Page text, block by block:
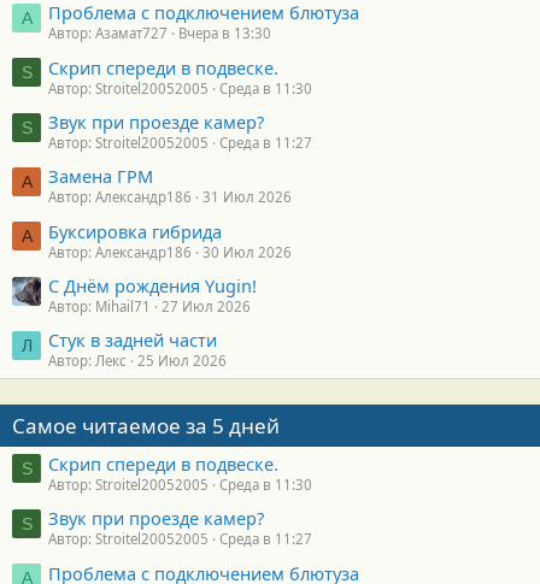
А Проблема с подключением блютуза
Автор: Азамат727 Вчера в 13:30
S Скрип спереди в подвеске.
Автор: Stroitel20052005 Среда в 11:30
S Звук при проезде камер?
Автор: Stroitel20052005 Среда в 11:27
А Замена ГРМ
Автор: Александр186 31 Июл 2026
А Буксировка гибрида
Автор: Александр186 30 Июл 2026
С Днём рождения Yugin!
Автор: Mihail71 27 Июл 2026
Л Стук в задней части
Автор: Лекс 25 Июл 2026
Самое читаемое за 5 дней
S Скрип спереди в подвеске.
Автор: Stroitel20052005 Среда в 11:30
S Звук при проезде камер?
Автор: Stroitel20052005 Среда в 11:27
А Проблема с подключением блютуза